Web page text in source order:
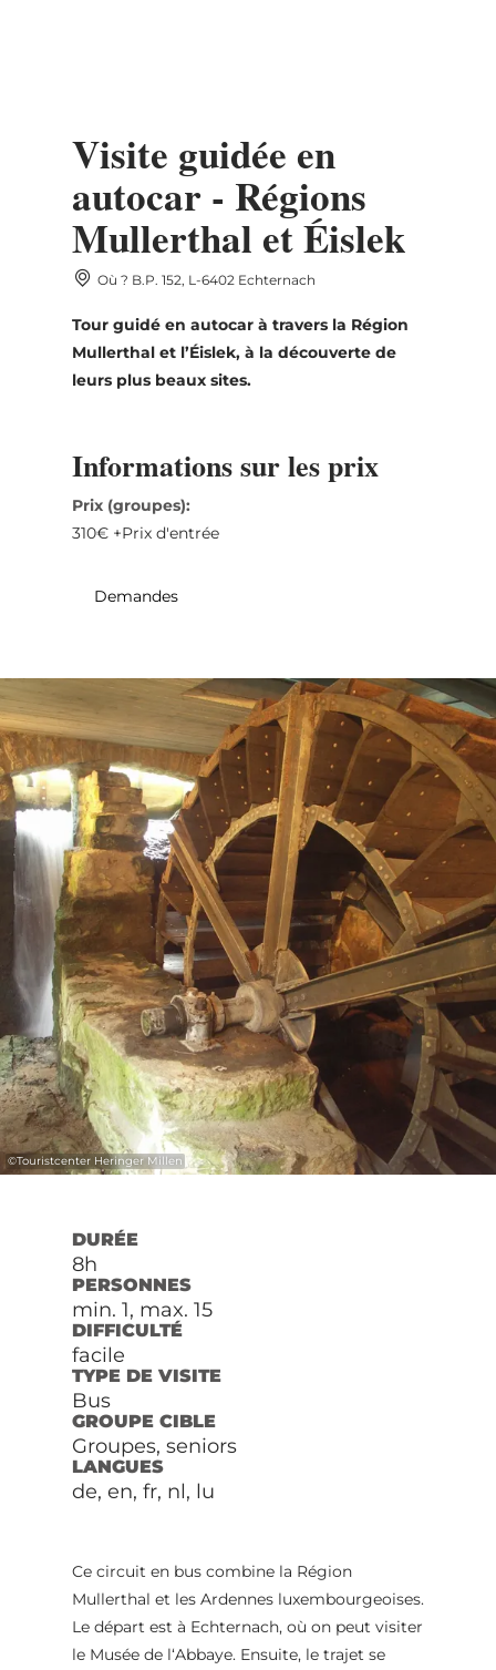
Visite guidée en
autocar - Régions
Mullerthal et Éislek
Où ? B.P. 152, L-6402 Echternach
Tour guidé en autocar à travers la Région
Mullerthal et l’Éislek, à la découverte de
leurs plus beaux sites.
Informations sur les prix
Prix (groupes):
310€ +Prix d'entrée
Demandes
©Touristcenter Heringer Millen
DURÉE
8h
PERSONNES
min. 1, max. 15
DIFFICULTÉ
facile
TYPE DE VISITE
Bus
GROUPE CIBLE
Groupes, seniors
LANGUES
de, en, fr, nl, lu
Ce circuit en bus combine la Région
Mullerthal et les Ardennes luxembourgeoises.
Le départ est à Echternach, où on peut visiter
le Musée de l‘Abbaye. Ensuite, le trajet se
lun mar mer jeu ven sam dim
27 28 29 30 31
3 4 5 6 7 8 9
10 11 12 13
24 25 26 27 28 29
31 1